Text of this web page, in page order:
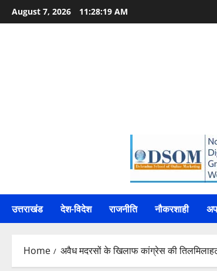
Skip
to
August 7, 2026 11:28:20 AM
उत्तराखंड देश-विदेश राजनीति नौकरशाही
Home अवैध मदरसों के खिलाफ कांग्रेस की तिलमिलाहट